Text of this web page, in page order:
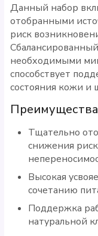
Данный набор
отобранными
риск
необходимыми
способствует
состояния кожи и
Преимущества
Тщательно
снижения
Высокая
сочетанию
Поддержка
натуральной